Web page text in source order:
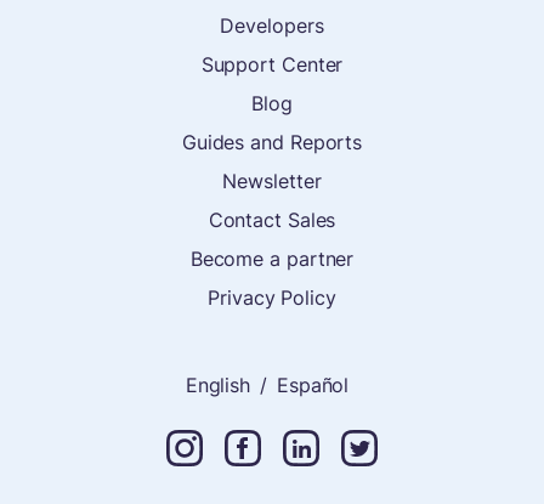
Developers
Support Center
Blog
Guides and Reports
Newsletter
Contact Sales
Become a partner
Privacy Policy
English / Español